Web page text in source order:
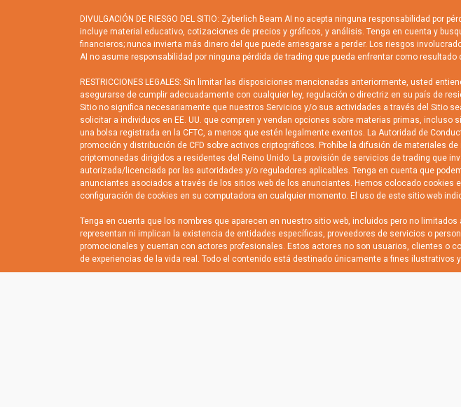
DIVULGACIÓN DE RIESGO DEL SITIO: Zyberlich Beam AI no acepta ninguna responsabilidad
incluye material educativo, cotizaciones de precios y gráficos, y análisis. Tenga en cuenta y
financieros; nunca invierta más dinero del que puede arriesgarse a perder. Los riesgos
AI no asume responsabilidad por ninguna pérdida de trading que pueda enfrentar como
RESTRICCIONES LEGALES: Sin limitar las disposiciones mencionadas anteriormente, usted
asegurarse de cumplir adecuadamente con cualquier ley, regulación o directriz en su país de
Sitio no significa necesariamente que nuestros Servicios y/o sus actividades a través del Sitio
solicitar a individuos en EE. UU. que compren y vendan opciones sobre materias primas,
una bolsa registrada en la CFTC, a menos que estén legalmente exentos. La Autoridad de
promoción y distribución de CFD sobre activos criptográficos. Prohíbe la difusión de materiales
criptomonedas dirigidos a residentes del Reino Unido. La provisión de servicios de trading que
autorizada/licenciada por las autoridades y/o reguladores aplicables. Tenga en cuenta que
anunciantes asociados a través de los sitios web de los anunciantes. Hemos colocado cookies
configuración de cookies en su computadora en cualquier momento. El uso de este sitio web
Tenga en cuenta que los nombres que aparecen en nuestro sitio web, incluidos pero no
representan ni implican la existencia de entidades específicas, proveedores de servicios o
promocionales y cuentan con actores profesionales. Estos actores no son usuarios, clientes o
de experiencias de la vida real. Todo el contenido está destinado únicamente a fines